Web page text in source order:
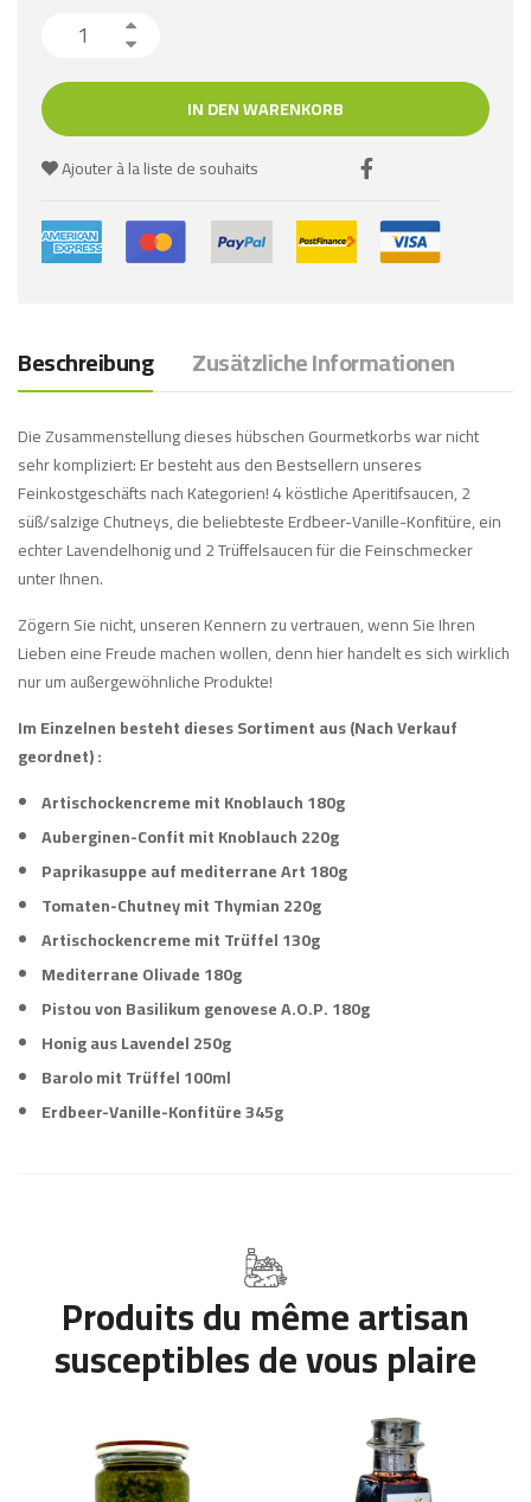
IN DEN WARENKORB
Ajouter à la liste de souhaits
Beschreibung Zusätzliche Informationen
Die Zusammenstellung dieses hübschen Gourmetkorbs war nicht
sehr kompliziert: Er besteht aus den Bestsellern unseres
Feinkostgeschäfts nach Kategorien! 4 köstliche Aperitifsaucen, 2
süß/salzige Chutneys, die beliebteste Erdbeer-Vanille-Konfitüre, ein
echter Lavendelhonig und 2 Trüffelsaucen für die Feinschmecker
unter Ihnen.
Zögern Sie nicht, unseren Kennern zu vertrauen, wenn Sie Ihren
Lieben eine Freude machen wollen, denn hier handelt es sich wirklich
nur um außergewöhnliche Produkte!
Im Einzelnen besteht dieses Sortiment aus (Nach Verkauf
geordnet) :
Artischockencreme mit Knoblauch 180g
Auberginen-Confit mit Knoblauch 220g
Paprikasuppe auf mediterrane Art 180g
Tomaten-Chutney mit Thymian 220g
Artischockencreme mit Trüffel 130g
Mediterrane Olivade 180g
Pistou von Basilikum genovese A.O.P. 180g
Honig aus Lavendel 250g
Barolo mit Trüffel 100ml
Erdbeer-Vanille-Konfitüre 345g
Produits du même artisan
susceptibles de vous plaire